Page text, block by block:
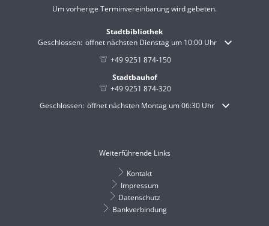
Um vorherige Terminvereinbarung wird gebeten.
Stadtbibliothek
Klicken, um weitere Öffnungs- oder Schließzeiten auszublenden
Geschlossen: öffnet nächsten Dienstag um 10:00 Uhr
+49 9251 874-150
Stadtbauhof
+49 9251 874-320
Klicken, um weitere Öffnungs- oder Schließzeiten auszublenden
Geschlossen: öffnet nächsten Montag um 06:30 Uhr
Weiterführende Links
Kontakt
Impressum
Datenschutz
Bankverbindung